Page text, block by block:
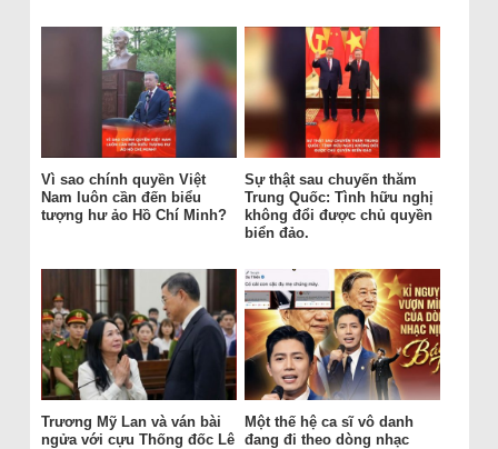
Vì sao chính quyền Việt
Nam luôn cần đến biểu
tượng hư ảo Hồ Chí Minh?
Sự thật sau chuyến thăm
Trung Quốc: Tình hữu nghị
không đổi được chủ quyền
biển đảo.
Trương Mỹ Lan và ván bài
ngửa với cựu Thống đốc Lê
Một thế hệ ca sĩ vô danh
đang đi theo dòng nhạc